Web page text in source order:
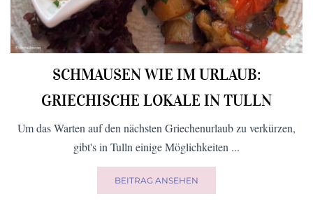
SCHMAUSEN WIE IM URLAUB:
GRIECHISCHE LOKALE IN TULLN
Um das Warten auf den nächsten Griechenurlaub zu verkürzen,
gibt's in Tulln einige Möglichkeiten ...
BEITRAG ANSEHEN